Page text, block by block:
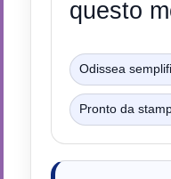
questo
Odissea
Pronto da